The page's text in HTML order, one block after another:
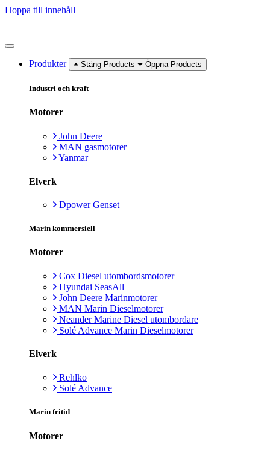
Hoppa till innehåll
Produkter Stäng Products Öppna Products
Industri och kraft
Motorer
John Deere
MAN gasmotorer
Yanmar
Elverk
Dpower Genset
Marin kommersiell
Motorer
Cox Diesel utombordsmotorer
Hyundai SeasAll
John Deere Marinmotorer
MAN Marin Dieselmotorer
Neander Marine Diesel utombordare
Solé Advance Marin Dieselmotorer
Elverk
Rehlko
Solé Advance
Marin fritid
Motorer